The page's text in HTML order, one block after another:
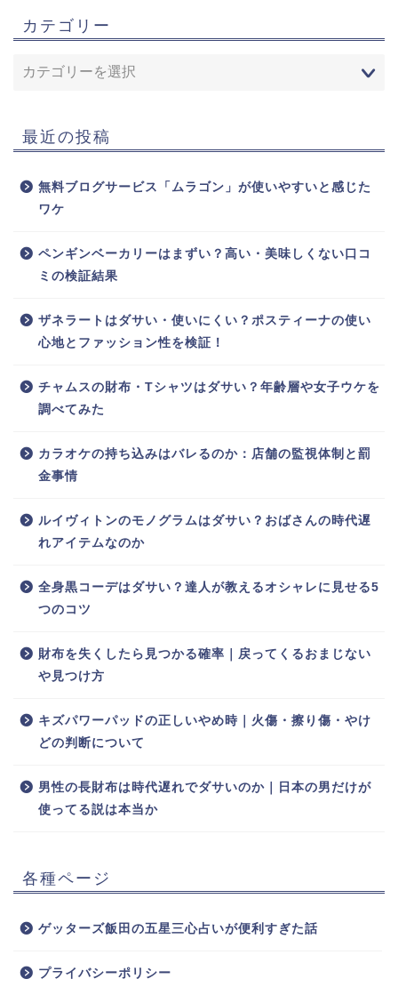
カテゴリー
最近の投稿
無料ブログサービス「ムラゴン」が使いやすいと感じた
ワケ
ペンギンベーカリーはまずい？高い・美味しくない口コ
ミの検証結果
ザネラートはダサい・使いにくい？ポスティーナの使い
心地とファッション性を検証！
チャムスの財布・Tシャツはダサい？年齢層や女子ウケを
調べてみた
カラオケの持ち込みはバレるのか：店舗の監視体制と罰
金事情
ルイヴィトンのモノグラムはダサい？おばさんの時代遅
れアイテムなのか
全身黒コーデはダサい？達人が教えるオシャレに見せる5
つのコツ
財布を失くしたら見つかる確率｜戻ってくるおまじない
や見つけ方
キズパワーパッドの正しいやめ時｜火傷・擦り傷・やけ
どの判断について
男性の長財布は時代遅れでダサいのか｜日本の男だけが
使ってる説は本当か
各種ページ
ゲッターズ飯田の五星三心占いが便利すぎた話
プライバシーポリシー